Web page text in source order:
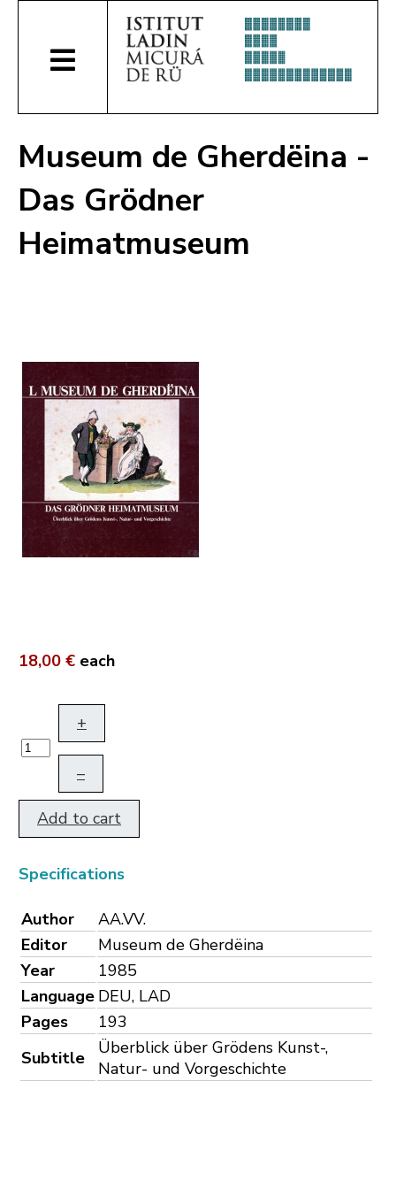
Museum de Gherdëina -
Das Grödner
Heimatmuseum
18,00 € each
+
–
Add to cart
Specifications
Author
AA.VV.
Editor
Museum de Gherdëina
Year
1985
Language DEU, LAD
Pages
193
Subtitle
Überblick über Grödens Kunst-,
Natur- und Vorgeschichte